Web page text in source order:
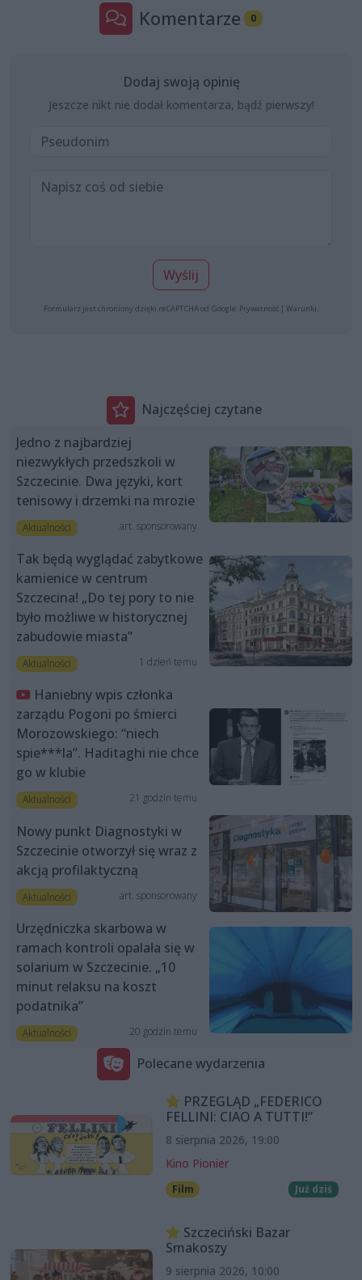
Komentarze 0
Dodaj swoją opinię
Jeszcze nikt nie dodał komentarza, bądź pierwszy!
Wyślij
Formularz jest chroniony dzięki reCAPTCHA od Google: Prywatność | Warunki
Najczęściej czytane
Jedno z najbardziej
niezwykłych przedszkoli w
Szczecinie. Dwa języki, kort
tenisowy i drzemki na mrozie
Aktualności art. sponsorowany
Tak będą wyglądać zabytkowe
kamienice w centrum
Szczecina! „Do tej pory to nie
było możliwe w historycznej
zabudowie miasta”
Aktualności 1 dzień temu
Haniebny wpis członka
zarządu Pogoni po śmierci
Morozowskiego: “niech
spie***la”. Haditaghi nie chce
go w klubie
Aktualności 21 godzin temu
Nowy punkt Diagnostyki w
Szczecinie otworzył się wraz z
akcją profilaktyczną
Aktualności art. sponsorowany
Urzędniczka skarbowa w
ramach kontroli opalała się w
solarium w Szczecinie. „10
minut relaksu na koszt
podatnika”
Aktualności 20 godzin temu
Polecane wydarzenia
PRZEGLĄD „FEDERICO
FELLINI: CIAO A TUTTI!”
8 sierpnia 2026, 19:00
Kino Pionier
Film Już dziś
Szczeciński Bazar
Smakoszy
9 sierpnia 2026, 10:00